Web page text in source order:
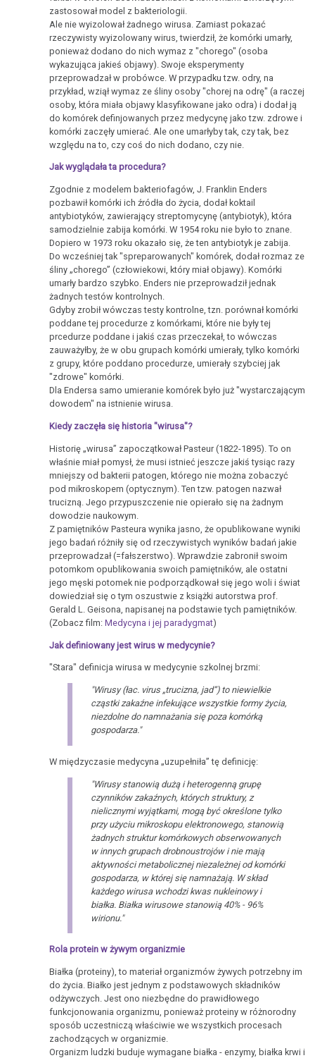
zastosował model z bakteriologii.
Ale nie wyizolował żadnego wirusa. Zamiast pokazać
rzeczywisty wyizolowany wirus, twierdził, że komórki umarły,
ponieważ dodano do nich wymaz z "chorego" (osoba
wykazująca jakieś objawy). Swoje eksperymenty
przeprowadzał w probówce. W przypadku tzw. odry, na
przykład, wziął wymaz ze śliny osoby "chorej na odrę" (a raczej
osoby, która miała objawy klasyfikowane jako odra) i dodał ją
do komórek definjowanych przez medycynę jako tzw. zdrowe i
komórki zaczęły umierać. Ale one umarłyby tak, czy tak, bez
względu na to, czy coś do nich dodano, czy nie.
Jak wyglądała ta procedura?
Zgodnie z modelem bakteriofagów, J. Franklin Enders
pozbawił komórki ich źródła do życia, dodał koktail
antybiotyków, zawierający streptomycynę (antybiotyk), która
samodzielnie zabija komórki. W 1954 roku nie było to znane.
Dopiero w 1973 roku okazało się, że ten antybiotyk je zabija.
Do wcześniej tak "spreparowanych" komórek, dodał rozmaz ze
śliny „chorego” (człowiekowi, który miał objawy). Komórki
umarły bardzo szybko. Enders nie przeprowadził jednak
żadnych testów kontrolnych.
Gdyby zrobił wówczas testy kontrolne, tzn. porównał komórki
poddane tej procedurze z komórkami, które nie były tej
prcedurze poddane i jakiś czas przeczekał, to wówczas
zauważyłby, że w obu grupach komórki umierały, tylko komórki
z grupy, które poddano procedurze, umierały szybciej jak
"zdrowe" komórki.
Dla Endersa samo umieranie komórek było już "wystarczającym
dowodem" na istnienie wirusa.
Kiedy zaczęła się historia "wirusa"?
Historię „wirusa” zapoczątkował Pasteur (1822-1895). To on
właśnie miał pomysł, że musi istnieć jeszcze jakiś tysiąc razy
mniejszy od bakterii patogen, którego nie można zobaczyć
pod mikroskopem (optycznym). Ten tzw. patogen nazwał
trucizną. Jego przypuszczenie nie opierało się na żadnym
dowodzie naukowym.
Z pamiętników Pasteura wynika jasno, że opublikowane wyniki
jego badań różniły się od rzeczywistych wyników badań jakie
przeprowadzał (=fałszerstwo). Wprawdzie zabronił swoim
potomkom opublikowania swoich pamiętników, ale ostatni
jego męski potomek nie podporządkował się jego woli i świat
dowiedział się o tym oszustwie z książki autorstwa prof.
Gerald L. Geisona, napisanej na podstawie tych pamiętników.
(Zobacz film:Medycyna i jej paradygmat)
Jak definiowany jest wirus w medycynie?
"Stara" definicja wirusa w medycynie szkolnej brzmi:
"Wirusy (łac. virus „trucizna, jad”) to niewielkie
cząstki zakaźne infekujące wszystkie formy życia,
niezdolne do namnażania się poza komórką
gospodarza."
W międzyczasie medycyna „uzupełniła” tę definicję:
"Wirusy stanowią dużą i heterogenną grupę
czynników zakaźnych, których struktury, z
nielicznymi wyjątkami, mogą być określone tylko
przy użyciu mikroskopu elektronowego, stanowią
żadnych struktur komórkowych obserwowanych
w innych grupach drobnoustrojów i nie mają
aktywności metabolicznej niezależnej od komórki
gospodarza, w której się namnażają. W skład
każdego wirusa wchodzi kwas nukleinowy i
białka. Białka wirusowe stanowią 40% - 96%
wirionu."
Rola protein w żywym organizmie
Białka (proteiny), to materiał organizmów żywych potrzebny im
do życia. Białko jest jednym z podstawowych składników
odżywczych. Jest ono niezbędne do prawidłowego
funkcjonowania organizmu, ponieważ proteiny w różnorodny
sposób uczestniczą właściwie we wszystkich procesach
zachodzących w organizmie.
Organizm ludzki buduje wymagane białka - enzymy, białka krwi i